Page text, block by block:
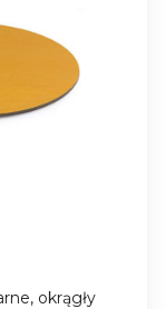
okrągły